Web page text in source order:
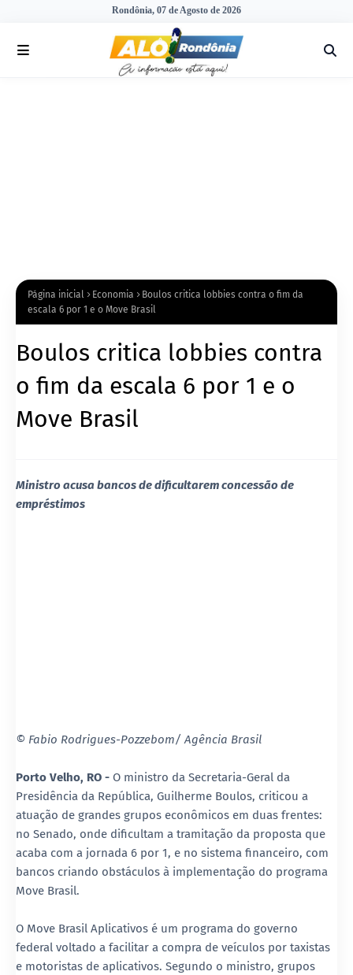
Rondônia, 07 de Agosto de 2026
Página inicial Economia
Boulos critica lobbies contra o fim da
escala 6 por 1 e o Move Brasil
Boulos critica lobbies contra
o fim da escala 6 por 1 e o
Move Brasil
Ministro acusa bancos de dificultarem concessão de
empréstimos
© Fabio Rodrigues-Pozzebom/ Agência Brasil
Porto Velho, RO - O ministro da Secretaria-Geral da
Presidência da República, Guilherme Boulos, criticou a
atuação de grandes grupos econômicos em duas frentes:
no Senado, onde dificultam a tramitação da proposta que
acaba com a jornada 6 por 1, e no sistema financeiro, com
bancos criando obstáculos à implementação do programa
Move Brasil.
O Move Brasil Aplicativos é um programa do governo
federal voltado a facilitar a compra de veículos por taxistas
e motoristas de aplicativos. Segundo o ministro, grupos